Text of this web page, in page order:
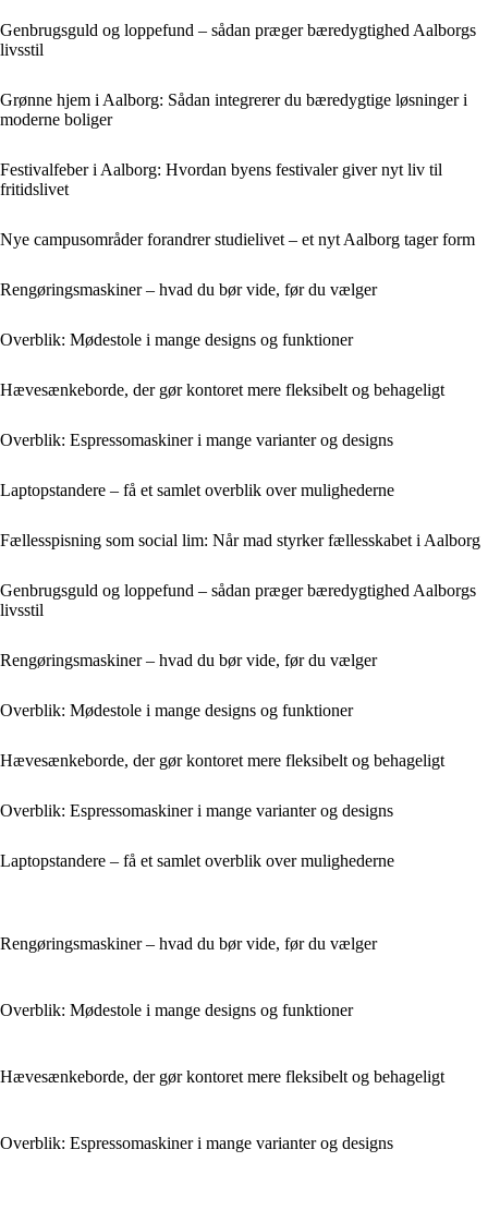
Genbrugsguld og loppefund – sådan præger bæredygtighed Aalborgs
livsstil
Grønne hjem i Aalborg: Sådan integrerer du bæredygtige løsninger i
moderne boliger
Festivalfeber i Aalborg: Hvordan byens festivaler giver nyt liv til
fritidslivet
Nye campusområder forandrer studielivet – et nyt Aalborg tager form
Rengøringsmaskiner – hvad du bør vide, før du vælger
Overblik: Mødestole i mange designs og funktioner
Hævesænkeborde, der gør kontoret mere fleksibelt og behageligt
Overblik: Espressomaskiner i mange varianter og designs
Laptopstandere – få et samlet overblik over mulighederne
Fællesspisning som social lim: Når mad styrker fællesskabet i Aalborg
Genbrugsguld og loppefund – sådan præger bæredygtighed Aalborgs
livsstil
Rengøringsmaskiner – hvad du bør vide, før du vælger
Overblik: Mødestole i mange designs og funktioner
Hævesænkeborde, der gør kontoret mere fleksibelt og behageligt
Overblik: Espressomaskiner i mange varianter og designs
Laptopstandere – få et samlet overblik over mulighederne
Rengøringsmaskiner – hvad du bør vide, før du vælger
Overblik: Mødestole i mange designs og funktioner
Hævesænkeborde, der gør kontoret mere fleksibelt og behageligt
Overblik: Espressomaskiner i mange varianter og designs